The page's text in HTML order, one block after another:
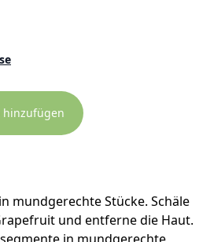
hinzufügen
mundgerechte Stücke. Schäle
und entferne die Haut.